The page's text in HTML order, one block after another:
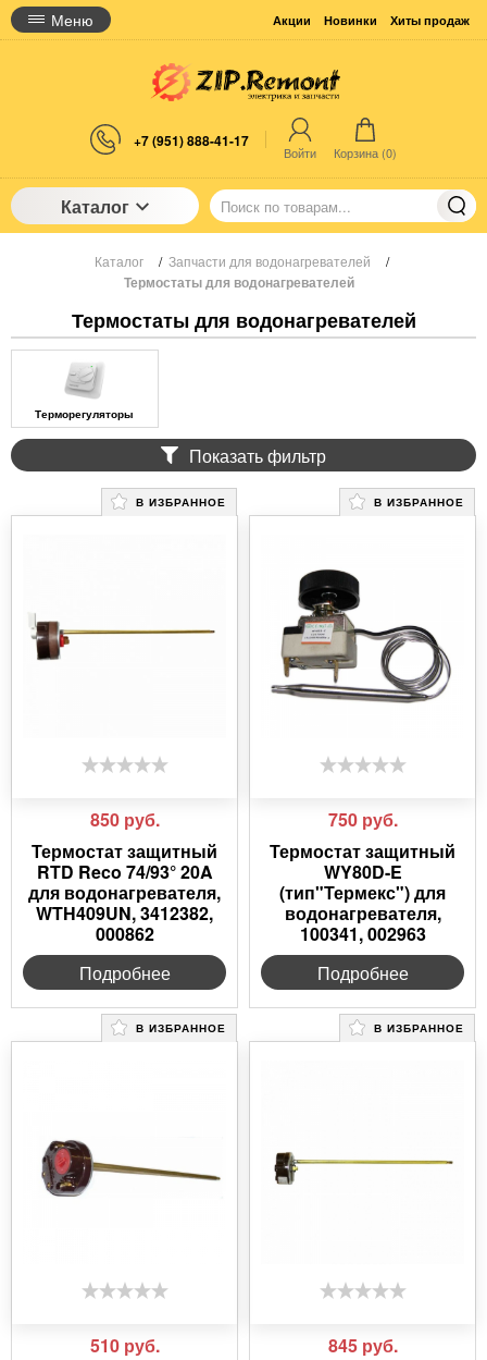
Меню Акции Новинки Хиты продаж
+7 (951) 888-41-17
Войти Корзина (0)
Каталог
Каталог / Запчасти для водонагревателей /
Термостаты для водонагревателей
Термостаты для водонагревателей
Терморегуляторы
Показать фильтр
В ИЗБРАННОЕ
850 руб.
Термостат защитный
RTD Reco 74/93° 20A
для водонагревателя,
WTH409UN, 3412382,
000862
Подробнее
В ИЗБРАННОЕ
750 руб.
Термостат защитный
WY80D-E
(тип"Термекс") для
водонагревателя,
100341, 002963
Подробнее
В ИЗБРАННОЕ
510 руб.
В ИЗБРАННОЕ
845 руб.